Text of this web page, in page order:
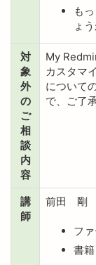
も
ょ
対
象
外
の
ご
相
談
内
容
My
カスタマ
について
で、ご了
講
師
前田 剛
フ
書